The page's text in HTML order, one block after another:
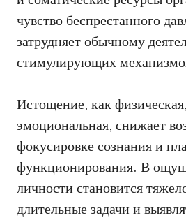
чувство беспрестанного
затрудняет обычному
стимулирующих
Истощение, как
эмоциональная, снижает
фокусировке сознания и
функционирования. В
личности становится
длительные задачи и